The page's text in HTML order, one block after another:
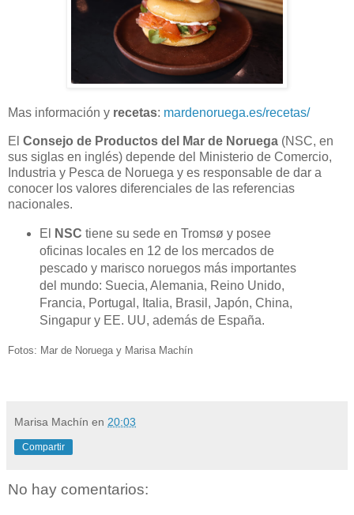
Mas información y recetas: mardenoruega.es/recetas/
El Consejo de Productos del Mar de Noruega (NSC, en
sus siglas en inglés) depende del Ministerio de Comercio,
Industria y Pesca de Noruega y es responsable de dar a
conocer los valores diferenciales de las referencias
nacionales.
El NSC tiene su sede en Tromsø y posee
oficinas locales en 12 de los mercados de
pescado y marisco noruegos más importantes
del mundo: Suecia, Alemania, Reino Unido,
Francia, Portugal, Italia, Brasil, Japón, China,
Singapur y EE. UU, además de España.
Fotos: Mar de Noruega y Marisa Machín
Marisa Machín en 20:03
Compartir
No hay comentarios: